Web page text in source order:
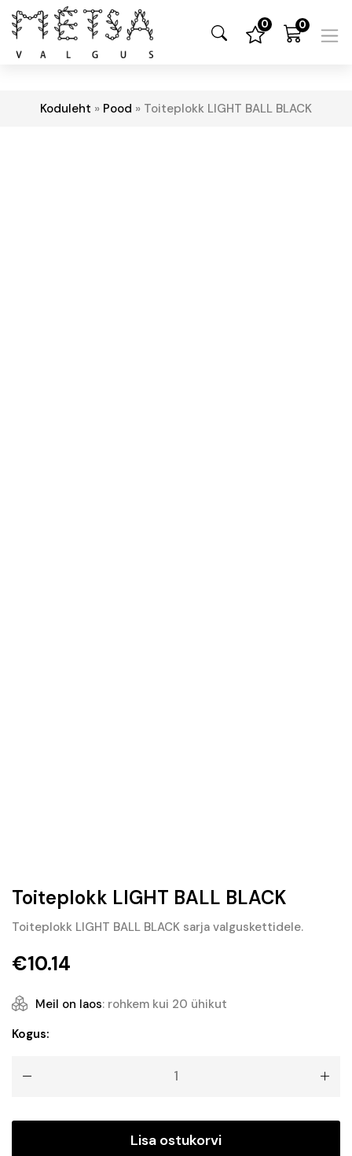
0 0
Koduleht » Pood » Toiteplokk LIGHT BALL BLACK
Toiteplokk LIGHT BALL BLACK
Toiteplokk LIGHT BALL BLACK sarja valguskettidele.
€10.14
Meil on laos: rohkem kui 20 ühikut
Toiteplokk
Kogus:
Lisa ostukorvi